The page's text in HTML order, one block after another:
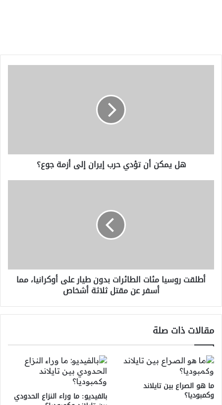
جوع؟
هل يمكن أن تؤدي حرب إيران إلى أزمة جوع؟
مما
أسفر
ثلاثة
أطلقت روسيا مئات الطائرات بدون طيار على أوكرانيا، مما
أسفر عن مقتل ثلاثة أشخاص
مقالات ذات صلة
ما هو الصراع بين تايلاند
وكمبوديا؟ بالفيديو: ما وراء النزاع الحدودي